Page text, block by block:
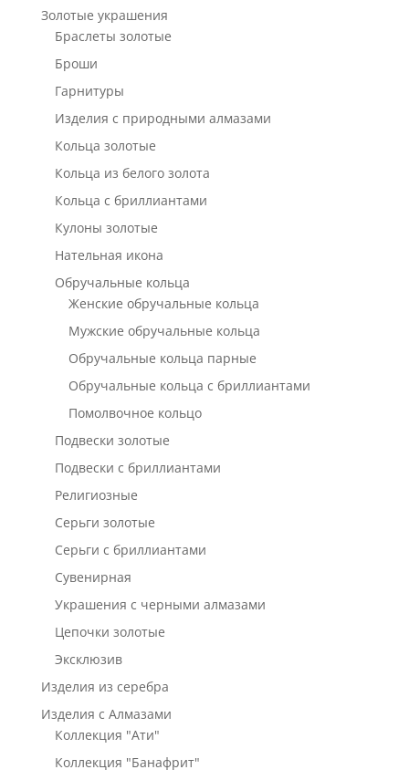
Золотые украшения
Браслеты золотые
Броши
Гарнитуры
Изделия с природными алмазами
Кольца золотые
Кольца из белого золота
Кольца с бриллиантами
Кулоны золотые
Нательная икона
Обручальные кольца
Женские обручальные кольца
Мужские обручальные кольца
Обручальные кольца парные
Обручальные кольца с бриллиантами
Помолвочное кольцо
Подвески золотые
Подвески с бриллиантами
Религиозные
Серьги золотые
Серьги с бриллиантами
Сувенирная
Украшения с черными алмазами
Цепочки золотые
Эксклюзив
Изделия из серебра
Изделия с Алмазами
Коллекция "Ати"
Коллекция "Банафрит"